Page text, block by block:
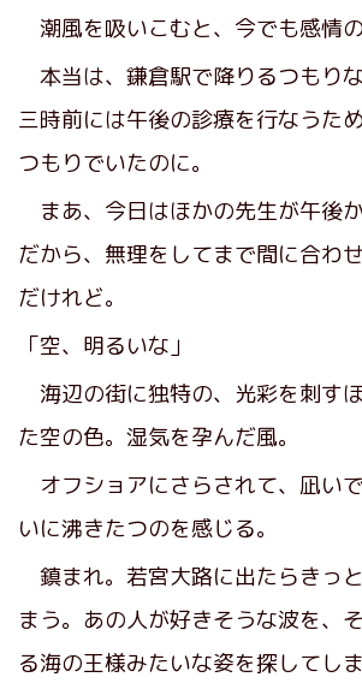
潮風を吸いこむと、今でも感情の
本当は、鎌倉駅で降りるつもりな
三時前には午後の診療を行なうた
つもりでいたのに。
まあ、今日はほかの先生が午後
だから、無理をしてまで間に合わ
だけれど。
「空、明るいな」
海辺の街に独特の、光彩を刺す
た空の色。湿気を孕んだ風。
オフショアにさらされて、凪い
いに沸きたつのを感じる。
鎮まれ。若宮大路に出たらきっ
まう。あの人が好きそうな波を、
る海の王様みたいな姿を探してしま